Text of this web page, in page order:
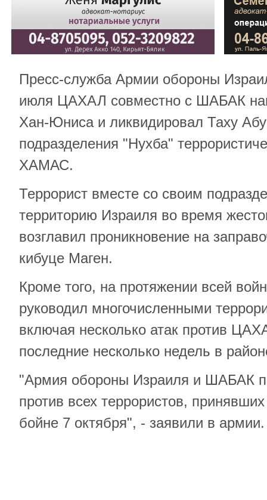
Пресс-служба Армии обороны
июля ЦАХАЛ совместно с ШАБАК
Хан-Юниса и ликвидировал Таху
подразделения "Нухба"
ХАМАС.
Террорист вместе со своим
территорию Израиля во время
возглавил проникновение на
кибуце Маген.
Кроме того, на протяжении всей
руководил многочисленными
включая несколько атак против
последние несколько недель в
"Армия обороны Израиля и ШАБАК
против всех террористов,
бойне 7 октября", - заявили в армии.